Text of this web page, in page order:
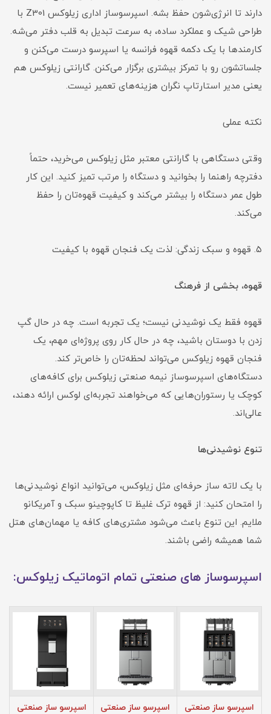
دارند تا انرژی‌شون حفظ بشه. اسپرسوساز اداری زیلوکس Z301 با
طراحی شیک و عملکرد ساده، به سرعت تبدیل به قلب دفتر می‌شه.
کارمندها با یک دکمه قهوه فرانسه یا اسپرسو درست می‌کنن و
جلساتشون رو با تمرکز بیشتری برگزار می‌کنن. گارانتی زیلوکس هم
یعنی مدیر استارتاپ نگران هزینه‌های تعمیر نیست.
نکته عملی
وقتی دستگاهی با گارانتی معتبر مثل زیلوکس می‌خرید، حتماً
دفترچه راهنما را بخوانید و دستگاه را مرتب تمیز کنید. این کار
طول عمر دستگاه را بیشتر می‌کند و کیفیت قهوه‌تان را حفظ
می‌کند.
۵. قهوه و سبک زندگی: لذت یک فنجان قهوه با کیفیت
قهوه، بخشی از فرهنگ
قهوه فقط یک نوشیدنی نیست؛ یک تجربه است. چه در حال گپ
زدن با دوستان باشید، چه در حال کار روی پروژه‌ای مهم، یک
فنجان قهوه زیلوکس می‌تواند لحظه‌تان را خاص‌تر کند.
دستگاه‌های اسپرسوساز نیمه صنعتی زیلوکس برای کافه‌های
کوچک یا رستوران‌هایی که می‌خواهند تجربه‌ای لوکس ارائه دهند،
عالی‌اند.
تنوع نوشیدنی‌ها
با یک لاته ساز حرفه‌ای مثل زیلوکس، می‌توانید انواع نوشیدنی‌ها
را امتحان کنید: از قهوه ترک غلیظ تا کاپوچینو سبک و آمریکانو
ملایم. این تنوع باعث می‌شود مشتری‌های کافه یا مهمان‌های هتل
شما همیشه راضی باشند.
اسپرسوساز های صنعتی تمام اتوماتیک زیلوکس:
اسپرسو ساز صنعتی
اسپرسو ساز صنعتی
اسپرسو ساز صنعتی